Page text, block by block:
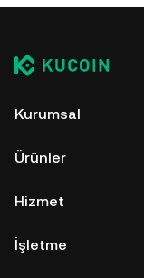
Kurumsal
Ürünler
Hizmet
İşletme